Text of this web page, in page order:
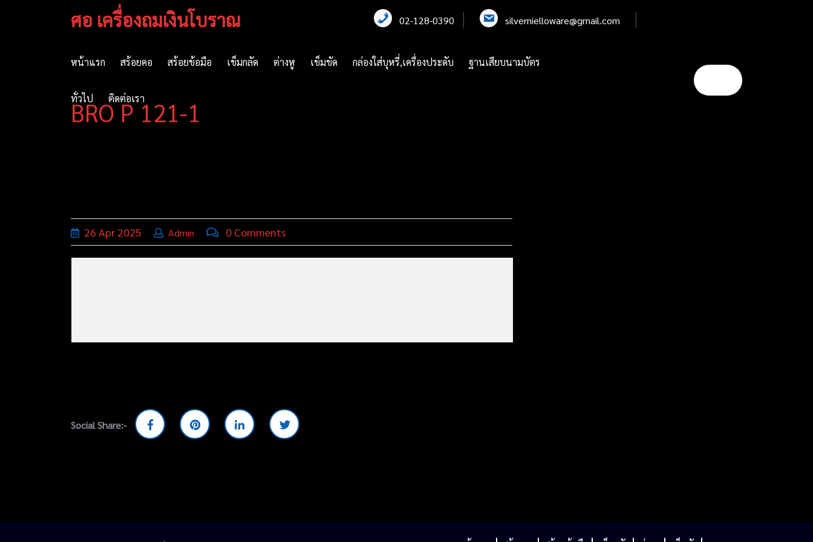
ศอ เครื่องถมเงินโบราณ 02-128-0390 silvernielloware@gmail.com
หน้าแรก สร้อยคอ สร้อยข้อมือ เข็มกลัด ต่างหู เข็มขัด กล่องใส่บุหรี่,เครื่องประดับ ฐานเสียบนามบัตร
ทั่วไป ติดต่อเรา
BRO P 121-1
26 Apr2025 Admin 0 Comments
Social Share:-